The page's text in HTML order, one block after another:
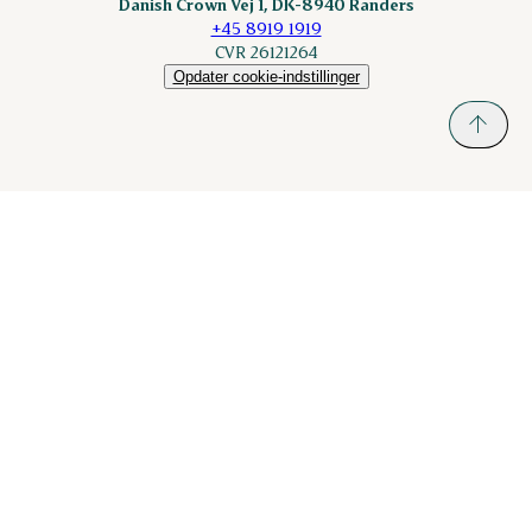
+45 8919 1919
CVR 26121264
Opdater cookie-indstillinger